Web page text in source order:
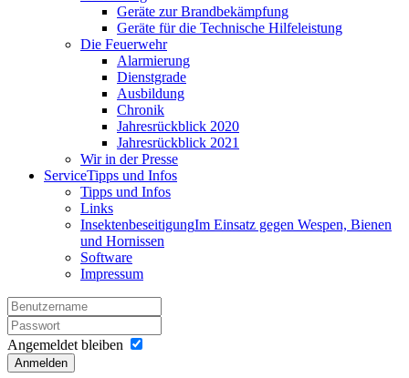
Geräte zur Brandbekämpfung
Geräte für die Technische Hilfeleistung
Die Feuerwehr
Alarmierung
Dienstgrade
Ausbildung
Chronik
Jahresrückblick 2020
Jahresrückblick 2021
Wir in der Presse
ServiceTipps und Infos
Tipps und Infos
Links
InsektenbeseitigungIm Einsatz gegen Wespen, Bienen
und Hornissen
Software
Impressum
Angemeldet bleiben
Anmelden